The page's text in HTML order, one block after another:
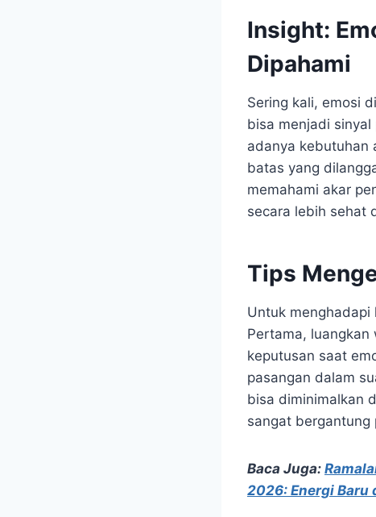
Insight:
Dipahami
Sering kali, emosi
bisa menjadi
adanya kebutuhan
batas yang
memahami akar
secara lebih sehat
Tips
Untuk
Pertama,
keputusan saat
pasangan dalam
bisa diminimalkan
sangat bergantung
Baca Juga:
2026: Energi Baru